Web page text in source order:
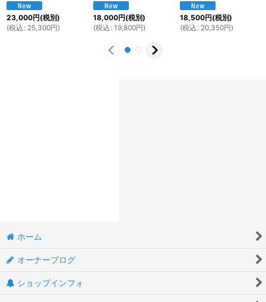
23,000円(税別)
(税込 : 25,300円)
18,000円(税別)
(税込 : 19,800円)
18,500円(税別)
(税込 : 20,350円)
ホーム
オーナーブログ
ショップインフォ